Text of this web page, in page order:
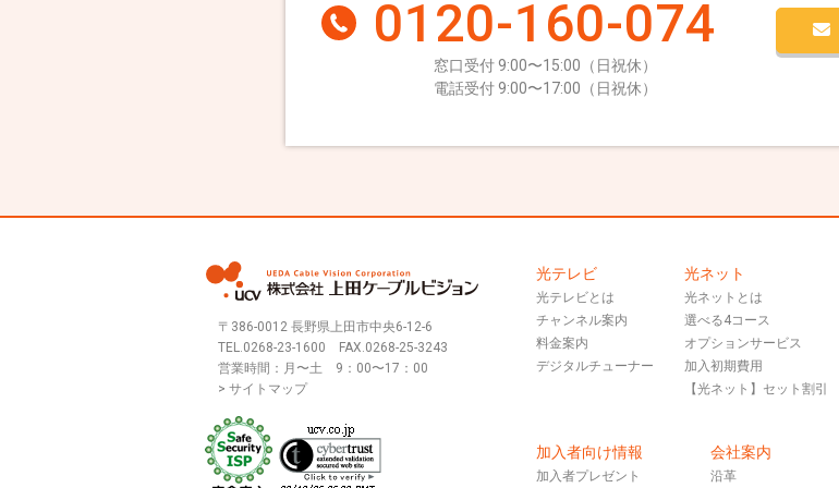
0120-160-074
窓口受付 9:00〜15:00（日祝休）
電話受付 9:00〜17:00（日祝休）
〒386-0012 長野県上田市中央6-12-6
TEL.0268-23-1600 FAX.0268-25-3243
営業時間：月〜土 9：00〜17：00
> サイトマップ
光テレビ
光テレビとは
チャンネル案内
料金案内
デジタルチューナー
光ネット
光ネットとは
選べる4コース
オプションサービス
加入初期費用
【光ネット】セット割引
加入者向け情報
加入者プレゼント
会社案内
沿革